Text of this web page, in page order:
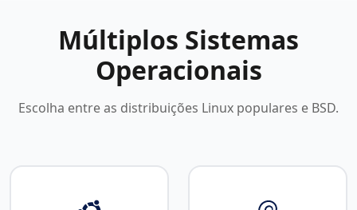
Múltiplos Sistemas
Operacionais
Escolha entre as distribuições Linux populares e BSD.